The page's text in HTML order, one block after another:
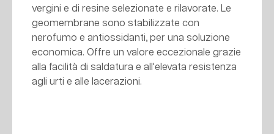
vergini e di resine selezionate e rilavorate. Le
geomembrane sono stabilizzate con
nerofumo e antiossidanti, per una soluzione
economica. Offre un valore eccezionale grazie
alla facilità di saldatura e all'elevata resistenza
agli urti e alle lacerazioni.